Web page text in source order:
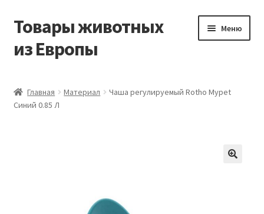
Перейти
навигации
Перейти
содержимому
Товары животных
из Европы
Меню
Виды доставки
Главная Материал
Чаша регулируемый Rotho Mypet
Синий 0.85 Л